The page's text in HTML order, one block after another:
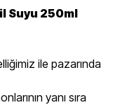
Suyu 250ml
ile pazarında
yanı sıra